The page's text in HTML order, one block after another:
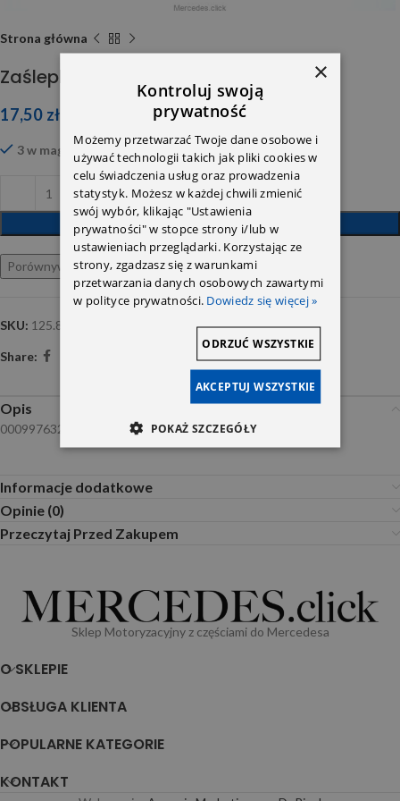
Strona główna
Zaślepka 0009976320
17,50 zł
3 w magazynie
DODAJ DO KOSZYKA
Porównywarka Ulubione
SKU: 125.820
Share:
Opis
0009976320 Elring
Informacje dodatkowe
Opinie (0)
Przeczytaj Przed Zakupem
Sklep Motoryzacyjny z częściami do Mercedesa
O SKLEPIE
OBSŁUGA KLIENTA
POPULARNE KATEGORIE
KONTAKT
×
Kontroluj swoją
prywatność
Możemy przetwarzać Twoje dane osobowe i
używać technologii takich jak pliki cookies w
celu świadczenia usług oraz prowadzenia
statystyk. Możesz w każdej chwili zmienić
swój wybór, klikając "Ustawienia
prywatności" w stopce strony i/lub w
ustawieniach przeglądarki. Korzystając ze
strony, zgadzasz się z warunkami
przetwarzania danych osobowych zawartymi
w polityce prywatności. Dowiedz się więcej »
AKCEPTUJ WSZYSTKIE
ODRZUĆ WSZYSTKIE
POKAŻ SZCZEGÓŁY